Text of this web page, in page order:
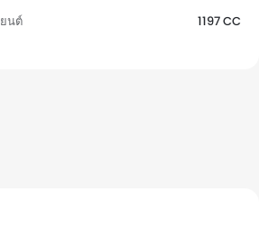
นต์
1197 CC